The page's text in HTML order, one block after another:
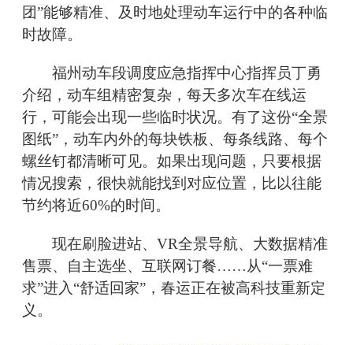
团”能够精准、及时地处理动车运行中的各种临
时故障。
福州动车段调度应急指挥中心指挥员丁勇
介绍，动车组精密复杂，每天多次车在线运
行，可能会出现一些临时状况。有了这份“全景
图纸”，动车内外的每块铁板、每条线路、每个
螺丝钉都清晰可见。如果出现问题，只要根据
情况搜索，很快就能找到对应位置，比以往能
节约将近60%的时间。
现在刷脸进站、VR全景导航、大数据精准
售票、自主选坐、互联网订餐……从“一票难
求”进入“舒适回家”，春运正在被高科技重新定
义。